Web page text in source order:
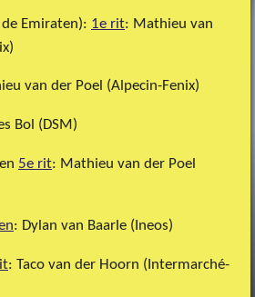
de Emiraten): 1e rit: Mathieu van
van der Poel (Alpecin-Fenix)
Bol (DSM)
en 5e rit: Mathieu van der Poel
: Dylan van Baarle (Ineos)
: Taco van der Hoorn (Intermarché-